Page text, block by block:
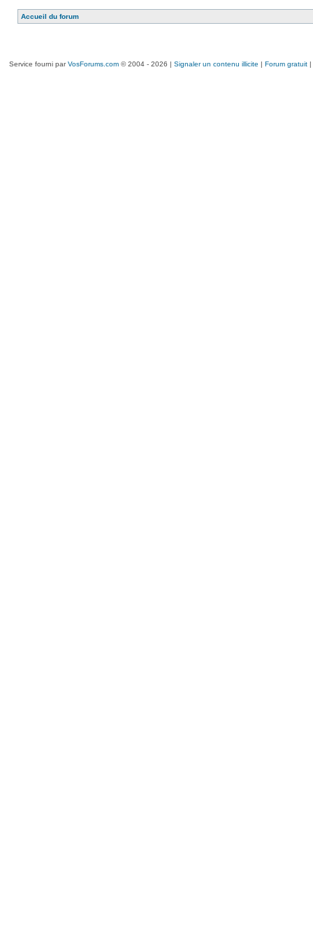
Accueil du forum
Service fourni parVosForums.com© 2004 - 2026 | Signaler un contenu illicite | Forum gratuit|